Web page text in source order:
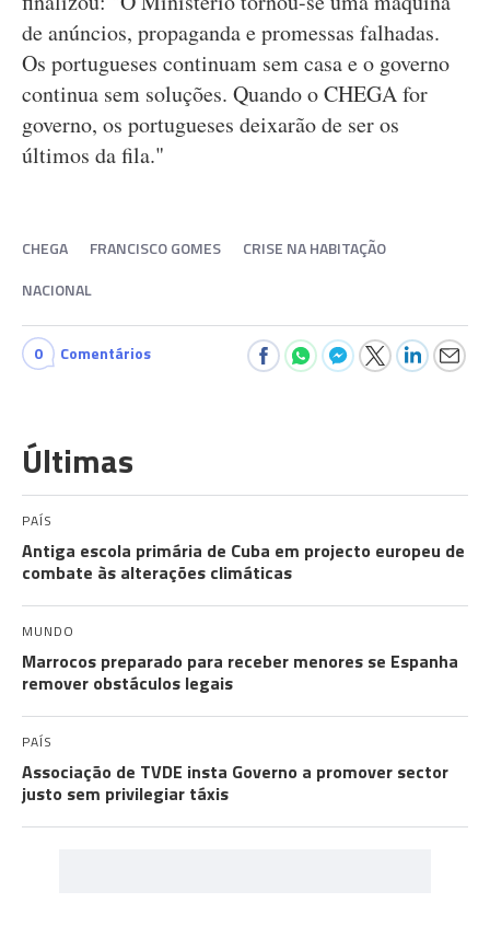
de anúncios, propaganda e promessas falhadas.
Os portugueses continuam sem casa e o governo
continua sem soluções. Quando o CHEGA for
governo, os portugueses deixarão de ser os
últimos da fila."
CHEGA FRANCISCO GOMES
CRISE NA HABITAÇÃO
NACIONAL
0 Comentários
Últimas
PAÍS
Antiga escola primária de Cuba em projecto europeu de
combate às alterações climáticas
MUNDO
Marrocos preparado para receber menores se Espanha
remover obstáculos legais
PAÍS
Associação de TVDE insta Governo a promover sector
justo sem privilegiar táxis